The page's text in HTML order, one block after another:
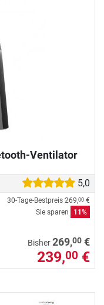
Ventilator
5,0
30-Tage-Bestpreis 269,00 €
Sie sparen
11%
Bisher269,00 €
239,00 €